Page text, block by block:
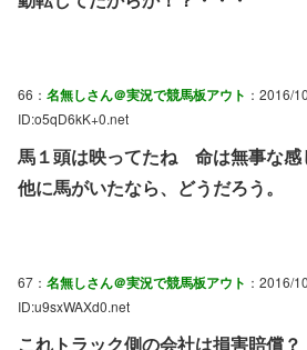
66： 名無しさん＠実況で競馬板アウト ：2016/
ID:o5qD6kK+0.net
馬１頭は映ってたね 命は無事な感
他に馬がいたなら、どうだろう。
67： 名無しさん＠実況で競馬板アウト ：2016/
ID:u9sxWAXd0.net
これトラック側の会社は損害賠償？